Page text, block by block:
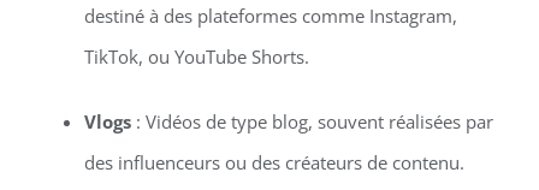
destiné à des plateformes comme Instagram,
TikTok, ou YouTube Shorts.
Vlogs: Vidéos de type blog, souvent réalisées par
des influenceurs ou des créateurs de contenu.